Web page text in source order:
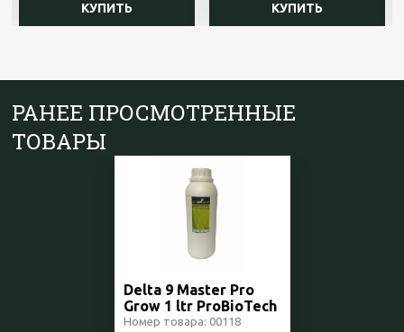
КУПИТЬ КУПИТЬ
РАНЕЕ ПРОСМОТРЕННЫЕ
ТОВАРЫ
Delta 9 Master Pro
Grow 1 ltr ProBioTech
Швейцария
Номер товара: 00118